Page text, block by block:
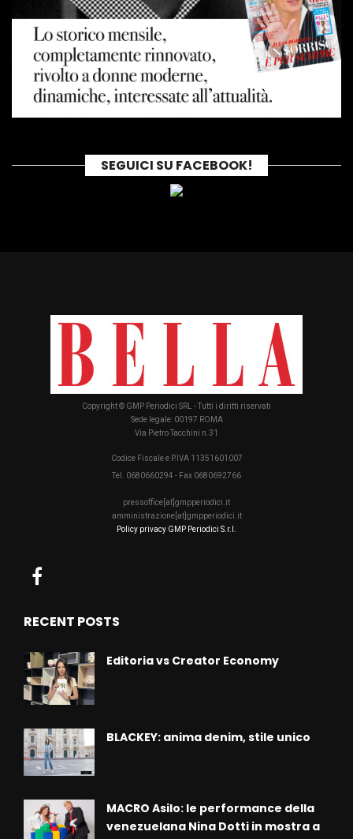
SEGUICI SU FACEBOOK!
Copyright © GMP Periodici SRL - Tutti i diritti riservati
Sede legale: 00197 ROMA
Via Pietro Tacchini n.31
Codice Fiscale e P.IVA 11351601007
Tel. 0680660294 - Fax 0680692766
pressoffice[at]gmpperiodici.it
amministrazione[at]gmpperiodici.it
Policy privacy GMP Periodici S.r.l.
RECENT POSTS
Editoria vs Creator Economy
BLACKEY: anima denim, stile unico
MACRO Asilo: le performance della
venezuelana Nina Dotti in mostra a